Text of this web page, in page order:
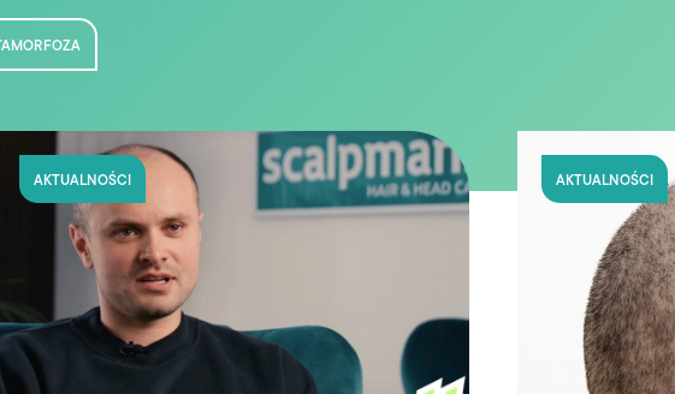
AKTUALNOŚCI AKTUALNOŚCI